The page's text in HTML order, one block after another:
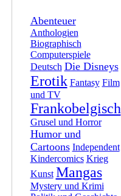
Abenteuer
Anthologien
Biographisch
Computerspiele
Deutsch Die Disneys
Erotik Fantasy Film
und TV
Frankobelgisch
Grusel und Horror
Humor und
Cartoons Independent
Kindercomics Krieg
Kunst Mangas
Mystery und Krimi